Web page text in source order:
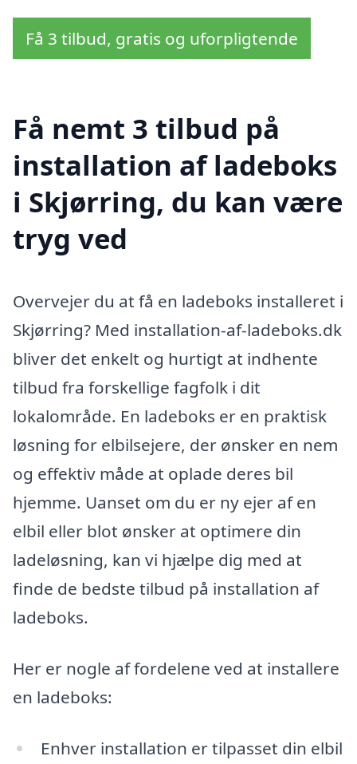
Få 3 tilbud, gratis og uforpligtende
Få nemt 3 tilbud på
installation af ladeboks
i Skjørring, du kan være
tryg ved
Overvejer du at få en ladeboks installeret i
Skjørring? Med installation-af-ladeboks.dk
bliver det enkelt og hurtigt at indhente
tilbud fra forskellige fagfolk i dit
lokalområde. En ladeboks er en praktisk
løsning for elbilsejere, der ønsker en nem
og effektiv måde at oplade deres bil
hjemme. Uanset om du er ny ejer af en
elbil eller blot ønsker at optimere din
ladeløsning, kan vi hjælpe dig med at
finde de bedste tilbud på installation af
ladeboks.
Her er nogle af fordelene ved at installere
en ladeboks:
Enhver installation er tilpasset din elbil